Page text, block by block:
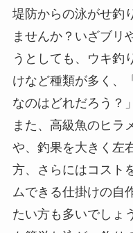
堤防からの泳がせ釣
ませんか？いざブリ
うとしても、ウキ釣
けなど種類が多く、
なのはどれだろう？
また、高級魚のヒラ
や、釣果を大きく左
方、さらにはコスト
ムできる仕掛けの自
たい方も多いでしょ